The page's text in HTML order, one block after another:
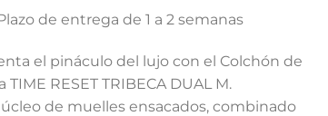
de entrega de 1 a 2 semanas
el pináculo del lujo con el Colchón de
TIME RESET TRIBECA DUAL M.
de muelles ensacados, combinado